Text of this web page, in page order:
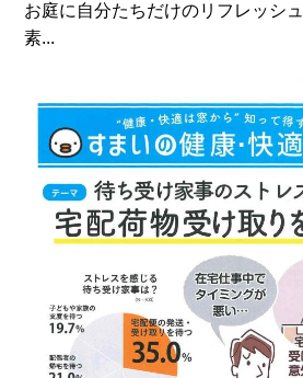
お庭に自分たちだけのリフレッシ
素...